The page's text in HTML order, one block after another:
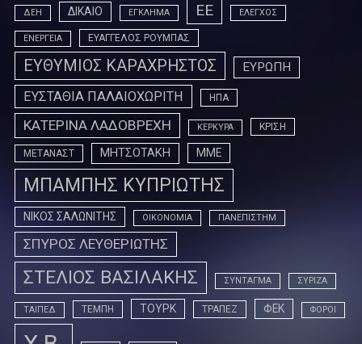
ΔΕΗ ΔΙΚΑΙΟ ΕΓΚΛΗΜΑ ΕΕ ΕΛΕΓΧΟΣ
ΕΝΕΡΓΕΙΑ ΕΥΑΓΓΕΛΟΣ ΡΟΥΜΠΑΣ
ΕΥΘΥΜΙΟΣ ΚΑΡΑΧΡΗΣΤΟΣ ΕΥΡΩΠΗ
ΕΥΣΤΑΘΙΑ ΠΑΛΑΙΟΧΩΡΙΤΗ ΗΠΑ
ΚΑΤΕΡΙΝΑ ΛΑΔΟΒΡΕΧΗ ΚΕΡΚΥΡΑ ΚΡΙΣΗ
ΜΕΤΑΝΑΣΤ ΜΗΤΣΟΤΑΚΗ ΜΜΕ
ΜΠΑΜΠΗΣ ΚΥΠΡΙΩΤΗΣ
ΝΙΚΟΣ ΣΑΛΩΝΙΤΗΣ ΟΙΚΟΝΟΜΙΑ ΠΑΝΕΠΙΣΤΗΜ
ΣΠΥΡΟΣ ΛΕΥΘΕΡΙΩΤΗΣ
ΣΤΕΛΙΟΣ ΒΑΣΙΛΑΚΗΣ ΣΥΝΤΑΓΜΑ ΣΥΡΙΖΑ
ΤΑΙΠΕΔ ΤΕΜΠΗ ΤΟΥΡΚ ΤΡΑΠΕΖ ΦΕΚ ΦΟΡΟΙ